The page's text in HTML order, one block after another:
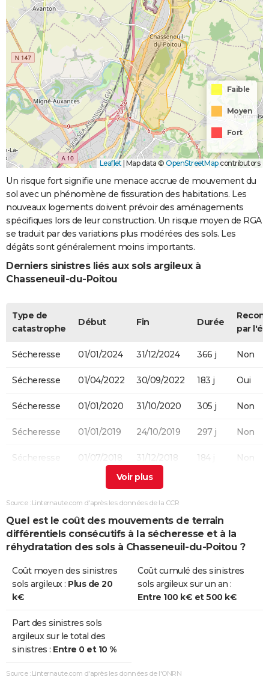
Faible
Moyen
Fort
Leaflet Map data © OpenStreetMapcontributors
Un risque fort signifie une menace accrue de mouvement du
sol avec un phénomène de fissuration des habitations. Les
nouveaux logements doivent prévoir des aménagements
spécifiques lors de leur construction. Un risque moyen de RGA
se traduit par des variations plus modérées des sols. Les
dégâts sont généralement moins importants.
Derniers sinistres liés aux sols argileux à
Chasseneuil-du-Poitou
Type de
catastrophe
Début Fin Durée
par
Sécheresse 01/01/2024 31/12/2024 366 j Non
Sécheresse 01/04/2022 30/09/2022 183 j Oui
Sécheresse 01/01/2020 31/10/2020 305 j Non
Sécheresse 01/01/2019 24/10/2019 297 j Non
Sécheresse 01/07/2018 31/12/2018 184 j Non
01/07/2005 30/09/2005
01/07/2003
Source : Linternaute.com d'après les données de la CCR
Quel est le coût des mouvements de terrain
différentiels consécutifs à la sécheresse et à la
réhydratation des sols à Chasseneuil-du-Poitou ?
Coût moyen des sinistres
sols argileux : Plus de 20
k€
Coût cumulé des sinistres
sols argileux sur un an :
Entre 100 k€ et 500 k€
Part des sinistres sols
argileux sur le total des
sinistres : Entre 0 et 10 %
Source : Linternaute.com d'après les données de l'ONRN